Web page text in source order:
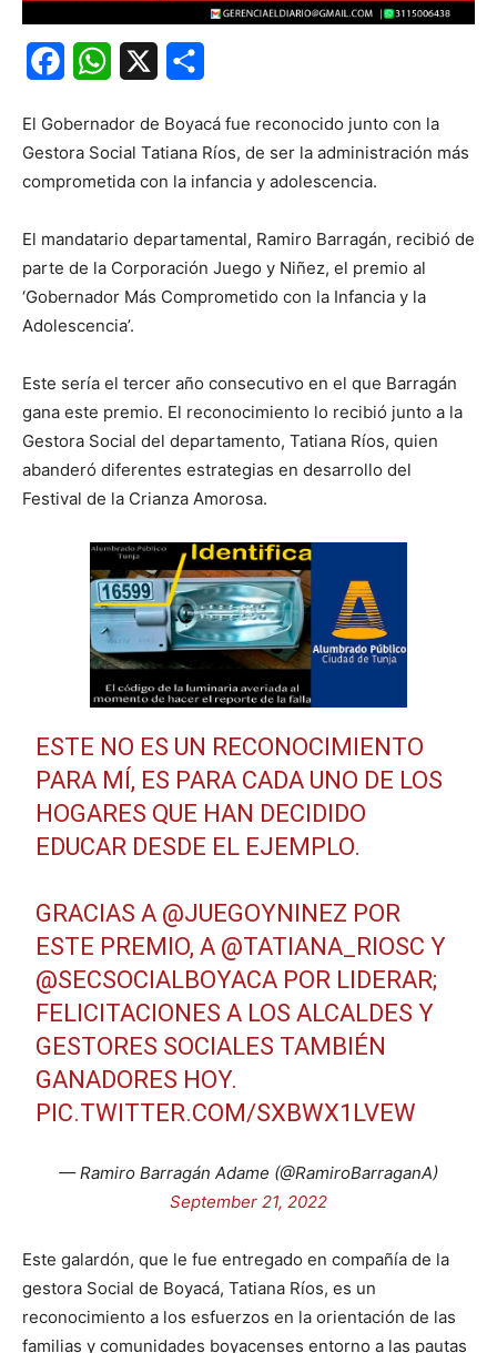
FacebookWhatsApp
El Gobernador de Boyacá fue reconocido junto con la
Gestora Social Tatiana Ríos, de ser la administración más
comprometida con la infancia y adolescencia.
El mandatario departamental, Ramiro Barragán, recibió de
parte de la Corporación Juego y Niñez, el premio al
‘Gobernador Más Comprometido con la Infancia y la
Adolescencia’.
Este sería el tercer año consecutivo en el que Barragán
gana este premio. El reconocimiento lo recibió junto a la
Gestora Social del departamento, Tatiana Ríos, quien
abanderó diferentes estrategias en desarrollo del
Festival de la Crianza Amorosa.
ESTE NO ES UN RECONOCIMIENTO
PARA MÍ, ES PARA CADA UNO DE LOS
HOGARES QUE HAN DECIDIDO
EDUCAR DESDE EL EJEMPLO.
GRACIAS A @JUEGOYNINEZ POR
ESTE PREMIO, A @TATIANA_RIOSC Y
@SECSOCIALBOYACA POR LIDERAR;
FELICITACIONES A LOS ALCALDES Y
GESTORES SOCIALES TAMBIÉN
GANADORES HOY.
PIC.TWITTER.COM/SXBWX1LVEW
— Ramiro Barragán Adame (@RamiroBarraganA)
September 21, 2022
Este galardón, que le fue entregado en compañía de la
gestora Social de Boyacá, Tatiana Ríos, es un
reconocimiento a los esfuerzos en la orientación de las
familias y comunidades boyacenses entorno a las pautas